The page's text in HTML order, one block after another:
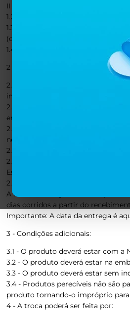
II - seja efetivado o estorno do
1.2 - Avaria (estrago) ocasionado
1.3 - Defeito de fabricação: até 7
(conforme Art. 18 e Art. 26 do
1.4 - Produto em desacordo com
2 - Procedimento e prazos para
2.1 - Para solicitar a troca ou
informar o motivo, o número do
2.2 - Após sua solicitação ser
endereço para o nosso centro
2.3 - Prazo para a realização da
necessário, nos dois próximos
2.4 - Todo produto é
2.5 - Prazo para análise do produto:
Estabelecemos o prazo de 2 dias
2.6 - Prazo para efetivação do
A Mafra Delivery tem o
dias corridos a partir do
Importante: A data da entrega é
3 - Condições adicionais:
3.1 - O produto deverá estar com a
3.2 - O produto deverá estar na
3.3 - O produto deverá estar sem
3.4 - Produtos perecíveis não são
produto tornando-o impróprio para
4 - A troca poderá ser feita por: